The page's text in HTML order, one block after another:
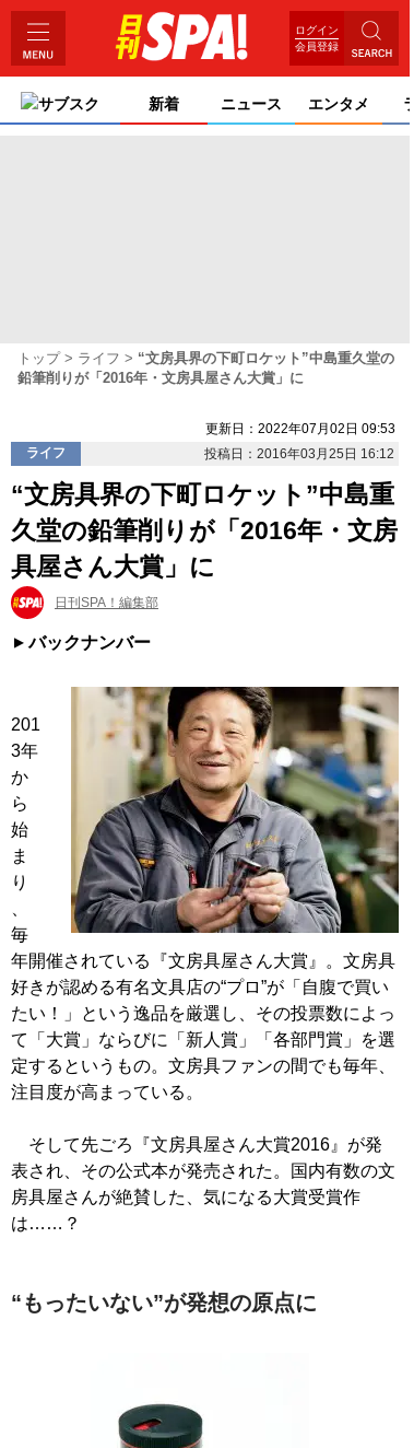
ログイン
会員登録
サブスク 新着 ニュース エンタメ
トップ ライフ
“文房具界の下町ロケット”中島重久堂の
鉛筆削りが「2016年・文房具屋さん大賞」に
更新日：2022年07月02日 09:53
ライフ
投稿日：2016年03月25日 16:12
“文房具界の下町ロケット”中島重
久堂の鉛筆削りが「2016年・文房
具屋さん大賞」に
日刊SPA！編集部
バックナンバー
201
3年
か
ら
始
ま
り
毎
年開催されている『文房具屋さん大賞』。文房具
好きが認める有名文具店の“プロ”が「自腹で買い
たい！」という逸品を厳選し、その投票数によっ
て「大賞」ならびに「新人賞」「各部門賞」を選
定するというもの。文房具ファンの間でも毎年、
注目度が高まっている。
そして先ごろ『文房具屋さん大賞2016』が発
表され、その公式本が発売された。国内有数の文
房具屋さんが絶賛した、気になる大賞受賞作
は……？
“もったいない”が発想の原点に